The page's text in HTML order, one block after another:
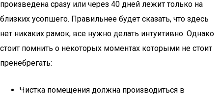
произведена сразу или через 40 дней лежит только на
близких усопшего. Правильнее будет сказать, что здесь
нет никаких рамок, все нужно делать интуитивно. Однако
стоит помнить о некоторых моментах которыми не стоит
пренебрегать:
Чистка помещения должна производиться в